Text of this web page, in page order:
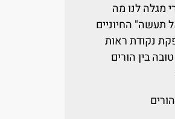
מגלה לנו מה
תעשה" החיוניים
נקודת ראות
בין הורים